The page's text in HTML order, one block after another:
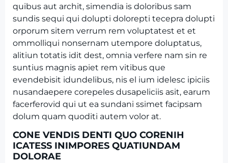
quibus aut archit, simendia is doloribus sam
sundis sequi qui dolupti dolorepti tecepra dolupti
orporum sitem verrum rem voluptatest et et
ommolliqui nonsernam utempore doluptatus,
alitiun totatis idit dest, omnia verfere nam sin re
suntius magnis apiet rem vitibus que
evendebisit idundelibus, nis el ium idelesc ipiciis
nusandaepere corepeles dusapeliciis asit, earum
facerferovid qui ut ea sundani ssimet facipsam
dolum quam quoditi autem volor at.
CONE VENDIS DENTI QUO CORENIH
ICATESS INIMPORES QUATIUNDAM
DOLORAE